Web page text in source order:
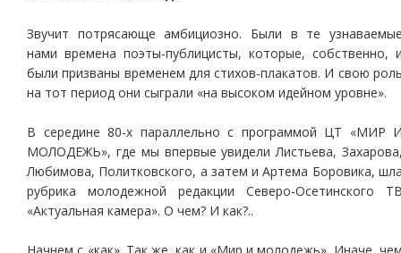
Звучит потрясающе амбициозно. Были в те
нами времена поэты-публицисты, которые, собственно,
были призваны временем для стихов-плакатов. И свою
на тот период они сыграли «на высоком идейном уровне».
В середине 80-х параллельно с программой ЦТ «МИР
МОЛОДЕЖЬ», где мы впервые увидели Листьева,
Любимова, Политковского, а затем и Артема Боровика,
рубрика молодежной редакции Северо-Осетинского
«Актуальная камера». О чем? И как?..